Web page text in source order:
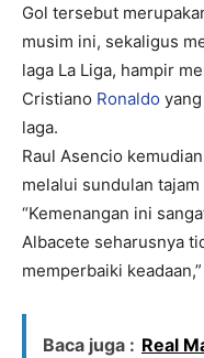
Gol tersebut
musim ini, sekaligus
laga La Liga, hampir
Cristiano Ronaldo
laga.
Raul Asencio
melalui sundulan
“Kemenangan ini
Albacete seharusnya
memperbaiki
Baca juga : Real